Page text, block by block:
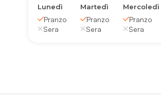
Lunedì
Pranzo
Sera
Martedì
Pranzo
Sera
Mercoledì
Pranzo
Sera